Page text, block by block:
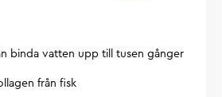
binda vatten upp till tusen gånger
från fisk